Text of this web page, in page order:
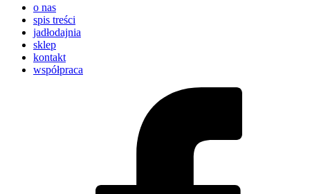
o nas
spis treści
jadłodajnia
sklep
kontakt
współpraca